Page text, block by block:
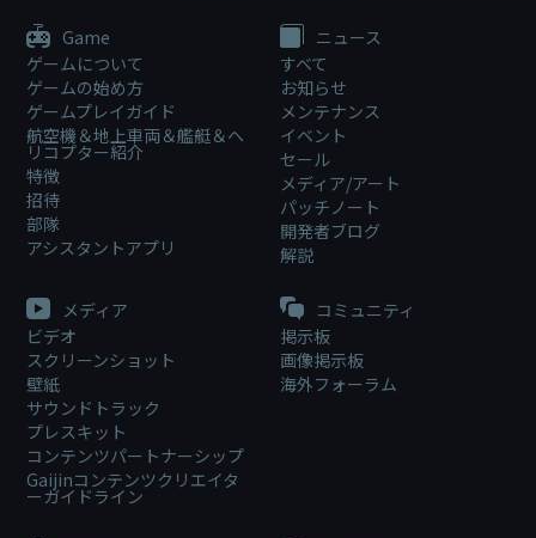
Game
ゲームについて
ゲームの始め方
ゲームプレイガイド
航空機＆地上車両＆艦艇＆ヘ
リコプター紹介
特徴
招待
部隊
アシスタントアプリ
ニュース
すべて
お知らせ
メンテナンス
イベント
セール
メディア/アート
パッチノート
開発者ブログ
解説
メディア
ビデオ
スクリーンショット
壁紙
サウンドトラック
プレスキット
コンテンツパートナーシップ
Gaijinコンテンツクリエイタ
ーガイドライン
コミュニティ
掲示板
画像掲示板
海外フォーラム